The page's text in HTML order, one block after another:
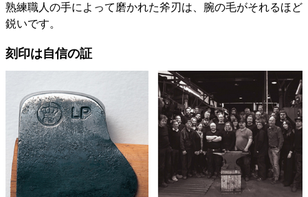
熟練職人の手によって磨かれた斧刃は、腕の毛がそれるほど
鋭いです。
刻印は自信の証